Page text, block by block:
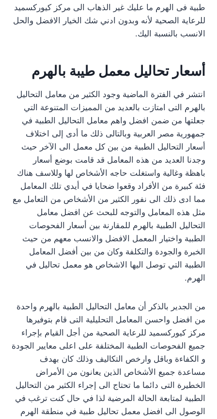
طبية فى الهرم ما عليك غير الذهاب الى مركز كيوركسميد
للرعاية الصحية لأنه وبدون ادني شك الخيار الافضل والحل
الانسب بالنسبة اليك.
أسعار تحاليل معمل طيبة بالهرم
انتشر في الفترة الماضية وجود الكثير من معامل التحاليل
بالهرم التى امتازت بالعديد من المميزات المتنوعة التي
جعلتها من ضمن افضل واهم معامل التحاليل الطبية في
جمهورية مصر العربية وبالتالى ذلك ما أدى إلى اختلاف
أسعار التحاليل الطبية من بين كل معمل الى الآخر حيث
وجدنا العديد من هذه المعامل قد قامت بوضع أسعار
باهظة وغالية واستغلت حاجه الأشخاص لها وللاسف هناك
فئة كبيرة من الأفراد وقعوا ضحايا في أيدي تلك المعامل
مما ادى ذلك الى نفور الكثير من الأشخاص من التعامل مع
مثل هذه المعامل والتوجه للبحث عن افضل معامل
التحاليل الطبية بالهرم للمقارنة بين أسعار الفحوصات
الطبية واختيار المعمل الافضل والانسب معهم من حيث
الخبرة والجودة والتكلفة وكان من بين أفضل المعامل
الطبية التي توصل اليها الاشخاص هو معمل تحاليل في
الهرم.
من الجدير بالذكر أن معامل التحاليل الطبية بالهرم واحدة
من افضل واحسن المعامل التحليلية التى قام بتوفيرها
مركز كيوركسميد للرعاية الصحية من أجل القيام بإجراء
جميع الفحوصات الطبية المختلفة على اعلى معايير الجودة
و الكفاءة وباقل وارخص التكاليف وذلك كان بهدف
مساعدة جميع الأشخاص الذين يعانون من الأمراض
الخطيرة التى دائما ما تحتاج الى إجراء الكثير من التحاليل
الطبية لمتابعة الحالة المرضية لذا في حال كنت ترغب في
الوصول الى افضل معمل تحاليل طبية في منطقة الهرم